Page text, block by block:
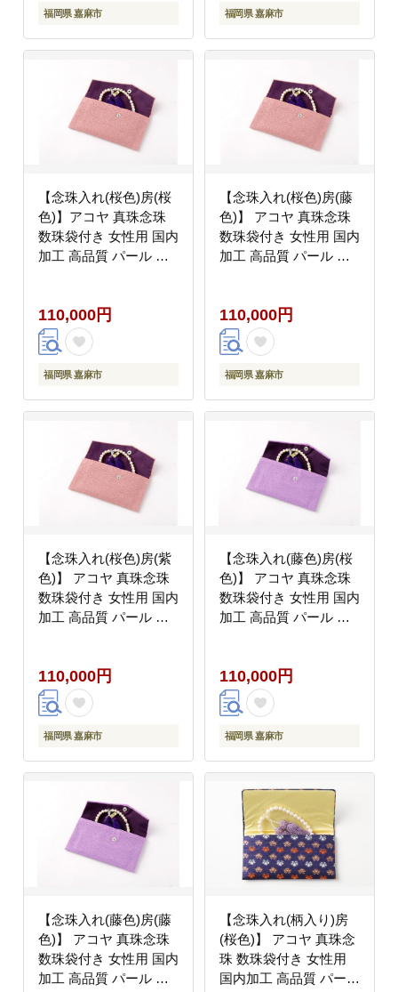
福岡県 嘉麻市 福岡県 嘉麻市
【念珠入れ(桜色)房(桜
色)】アコヤ 真珠念珠
数珠袋付き 女性用 国内
加工 高品質 パール 法
110,000円
福岡県 嘉麻市
【念珠入れ(桜色)房(藤
色)】 アコヤ 真珠念珠
数珠袋付き 女性用 国内
加工 高品質 パール 法
110,000円
福岡県 嘉麻市
【念珠入れ(桜色)房(紫
色)】 アコヤ 真珠念珠
数珠袋付き 女性用 国内
加工 高品質 パール 法
110,000円
福岡県 嘉麻市
【念珠入れ(藤色)房(桜
色)】 アコヤ 真珠念珠
数珠袋付き 女性用 国内
加工 高品質 パール 法
110,000円
福岡県 嘉麻市
【念珠入れ(藤色)房(藤
色)】 アコヤ 真珠念珠
数珠袋付き 女性用 国内
加工 高品質 パール 法
【念珠入れ(柄入り)房
(桜色)】 アコヤ 真珠念
珠 数珠袋付き 女性用
国内加工 高品質 パール